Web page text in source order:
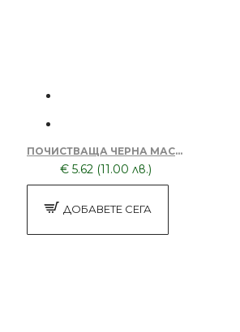
ПОЧИСТВАЩА ЧЕРНА МАСКА ЗА ЛИЦЕ DORSH BLACK MASK 150МЛ
€ 5.62 (11.00 лв.)
ДОБАВЕТЕ СЕГА